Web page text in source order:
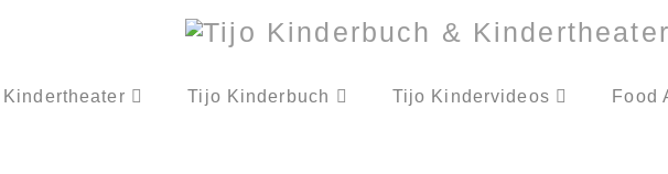
Tijo Kinderbuch Tijo Kindervideos Food